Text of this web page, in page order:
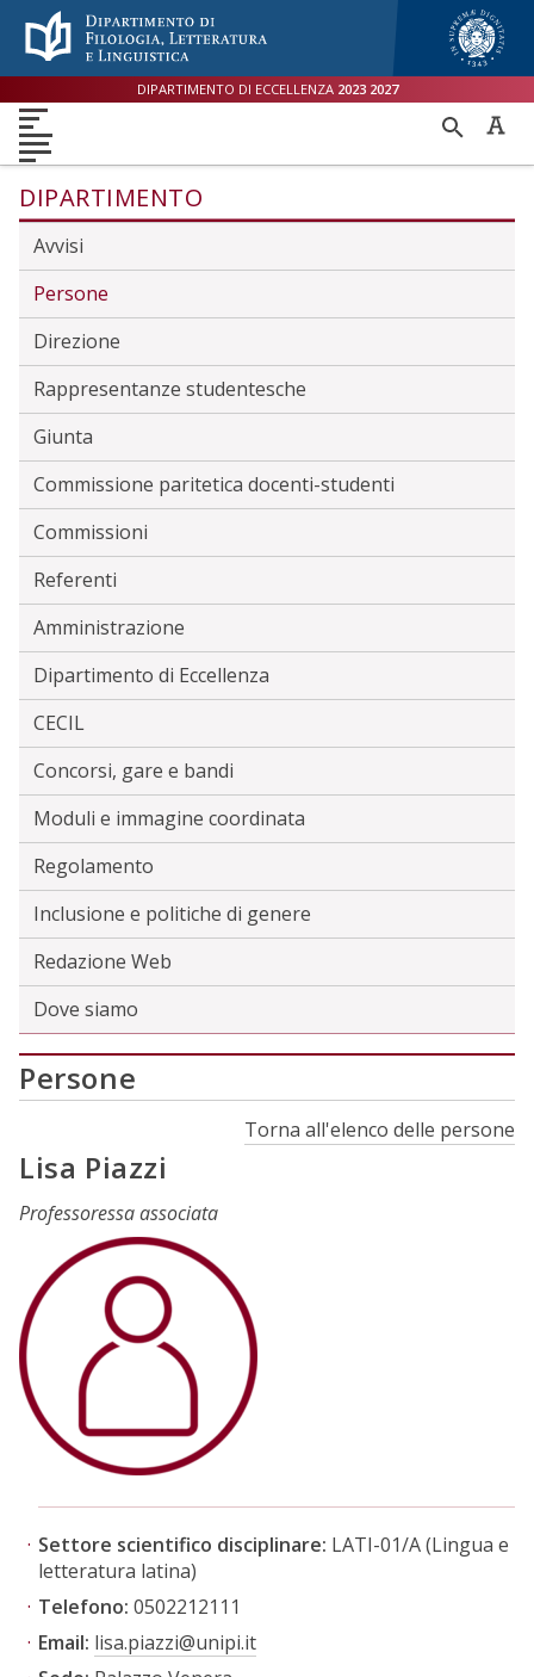
Menù accessibilità
to main menu
to content
DIPARTIMENTO DI ECCELLENZA 2023 2027
DIPARTIMENTO
DIPARTIMENTO
Avvisi
Persone
Direzione
Rappresentanze studentesche
Giunta
Commissione paritetica docenti-studenti
Commissioni
Referenti
Amministrazione
Dipartimento di Eccellenza
CECIL
Concorsi, gare e bandi
Moduli e immagine coordinata
Regolamento
Inclusione e politiche di genere
Redazione Web
Dove siamo
Persone
Torna all'elenco delle persone
Lisa Piazzi
Professoressa associata
Settore scientifico disciplinare: LATI-01/A (Lingua e
letteratura latina)
Telefono: 0502212111
Email: lisa.piazzi@unipi.it